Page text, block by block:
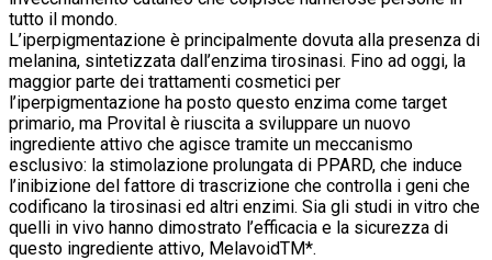
tutto il mondo.
L’iperpigmentazione è principalmente dovuta alla presenza di
melanina, sintetizzata dall’enzima tirosinasi. Fino ad oggi, la
maggior parte dei trattamenti cosmetici per
l’iperpigmentazione ha posto questo enzima come target
primario, ma Provital è riuscita a sviluppare un nuovo
ingrediente attivo che agisce tramite un meccanismo
esclusivo: la stimolazione prolungata di PPARD, che induce
l’inibizione del fattore di trascrizione che controlla i geni che
codificano la tirosinasi ed altri enzimi. Sia gli studi in vitro che
quelli in vivo hanno dimostrato l’efficacia e la sicurezza di
questo ingrediente attivo, MelavoidTM*.